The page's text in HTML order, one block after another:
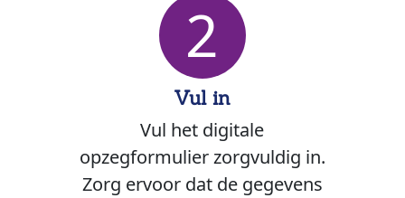
2
Vul in
Vul het digitale
opzegformulier zorgvuldig in.
Zorg ervoor dat de gegevens